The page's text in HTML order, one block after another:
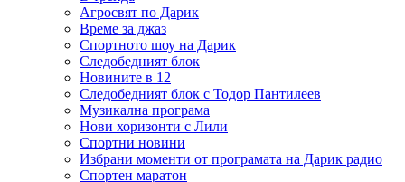
Агросвят по Дарик
Време за джаз
Спортното шоу на Дарик
Следобедният блок
Новините в 12
Следобедният блок с Тодор Пантилеев
Музикална програма
Нови хоризонти с Лили
Спортни новини
Избрани моменти от програмата на Дарик радио
Спортен маратон